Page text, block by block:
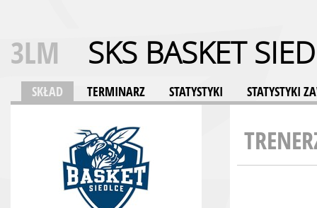
3LM SKS BASKET
SKŁAD TERMINARZ STATYSTYKI STATYSTYKI